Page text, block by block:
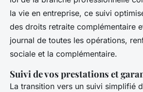
la vie en entreprise, ce suivi
des droits retraite complémentaire
journal de toutes les opérations,
sociale et la complémentaire.
Suivi de vos prestations et
La transition vers un suivi simplifié